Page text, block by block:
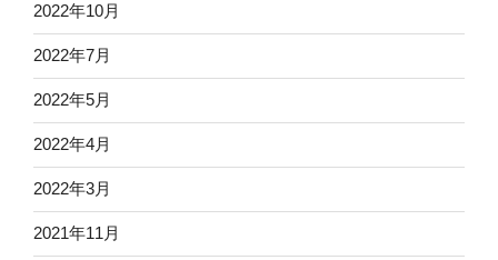
2022年10月
2022年7月
2022年5月
2022年4月
2022年3月
2021年11月